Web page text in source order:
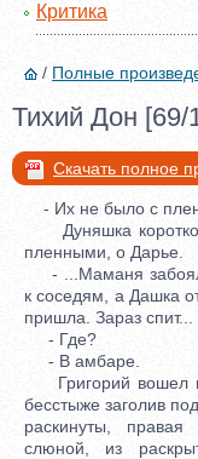
Критика
/ Полные
Тихий Дон [69/
Скачать полное
- Их не было с
Дуняшка коротко,
пленными, о Дарье.
- ...Маманя
к соседям, а Дашка
пришла. Зараз спит...
- Где?
- В амбаре.
Григорий вошел в
бесстыже заголив
раскинуты,
слюной, из